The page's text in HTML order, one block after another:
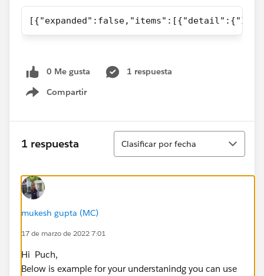
0 Me gusta
1 respuesta
Compartir
Show menu
1 respuesta
Ordenar
Clasificar por fecha
mukesh gupta (MC)
17 de marzo de 2022 7:01
Hi Puch,
Below is example for your understanindg you can use